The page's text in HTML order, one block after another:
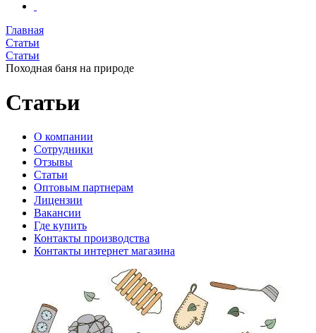
Главная
Статьи
Статьи
Походная баня на природе
Статьи
O компании
Сотрудники
Отзывы
Статьи
Оптовым партнерам
Лицензии
Вакансии
Где купить
Контакты производства
Контакты интернет магазина